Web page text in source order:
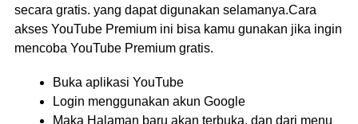
secara gratis. yang dapat digunakan selamanya.Cara
akses YouTube Premium ini bisa kamu gunakan jika ingin
mencoba YouTube Premium gratis.
Buka aplikasi YouTube
Login menggunakan akun Google
Maka Halaman baru akan terbuka, dan dari menu